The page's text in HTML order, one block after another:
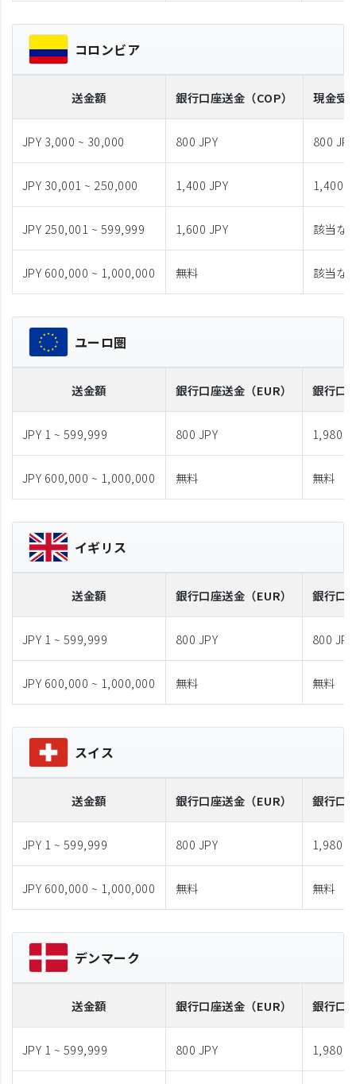
コロンビア
送金額 銀行口座送金 （COP） 現金受
JPY 3,000 ~ 30,000 800 JPY 800 JPY
JPY 30,001 ~ 250,000 1,400 JPY 1,400
JPY 250,001 ~ 599,999 1,600 JPY 該当な
JPY 600,000 ~ 1,000,000 無料 該当な
ユーロ圏
送金額 銀行口座送金 （EUR） 銀行口
JPY 1 ~ 599,999 800 JPY 1,980
JPY 600,000 ~ 1,000,000 無料 無料
イギリス
送金額 銀行口座送金 （EUR） 銀行口
JPY 1 ~ 599,999 800 JPY 800 JPY
JPY 600,000 ~ 1,000,000 無料 無料
スイス
送金額 銀行口座送金 （EUR） 銀行口
JPY 1 ~ 599,999 800 JPY 1,980
JPY 600,000 ~ 1,000,000 無料 無料
デンマーク
送金額 銀行口座送金 （EUR） 銀行口
JPY 1 ~ 599,999 800 JPY 1,980